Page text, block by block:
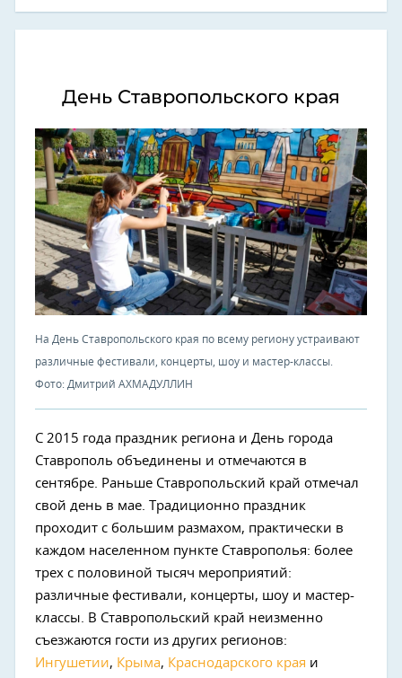
День Ставропольского края
На День Ставропольского края по всему региону устраивают
различные фестивали, концерты, шоу и мастер-классы.
Фото: Дмитрий АХМАДУЛЛИН
С 2015 года праздник региона и День города
Ставрополь объединены и отмечаются в
сентябре. Раньше Ставропольский край отмечал
свой день в мае. Традиционно праздник
проходит с большим размахом, практически в
каждом населенном пункте Ставрополья: более
трех с половиной тысяч мероприятий:
различные фестивали, концерты, шоу и мастер-
классы. В Ставропольский край неизменно
съезжаются гости из других регионов:
Ингушетии, Крыма, Краснодарского края и